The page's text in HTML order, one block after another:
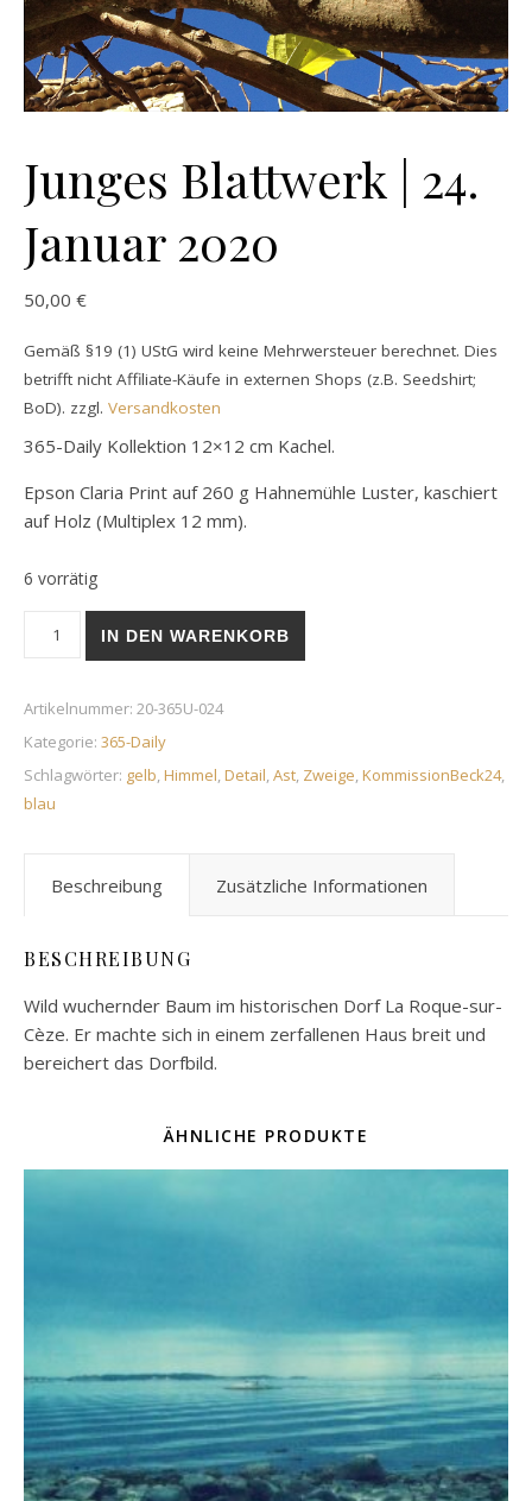
Junges Blattwerk | 24.
Januar 2020
50,00 €
Gemäß §19 (1) UStG wird keine Mehrwersteuer berechnet. Dies
betrifft nicht Affiliate-Käufe in externen Shops (z.B. Seedshirt;
BoD). zzgl. Versandkosten
365-Daily Kollektion 12×12 cm Kachel.
Epson Claria Print auf 260 g Hahnemühle Luster, kaschiert
auf Holz (Multiplex 12 mm).
6 vorrätig
Junges Blattwerk | 24. Januar 2020 Menge
IN DEN WARENKORB
Artikelnummer: 20-365U-024
Kategorie: 365-Daily
Schlagwörter: gelb,Himmel,Detail,Ast, Zweige,KommissionBeck24,
blau
Beschreibung Zusätzliche Informationen
BESCHREIBUNG
Wild wuchernder Baum im historischen Dorf La Roque-sur-
Cèze. Er machte sich in einem zerfallenen Haus breit und
bereichert das Dorfbild.
ÄHNLICHE PRODUKTE